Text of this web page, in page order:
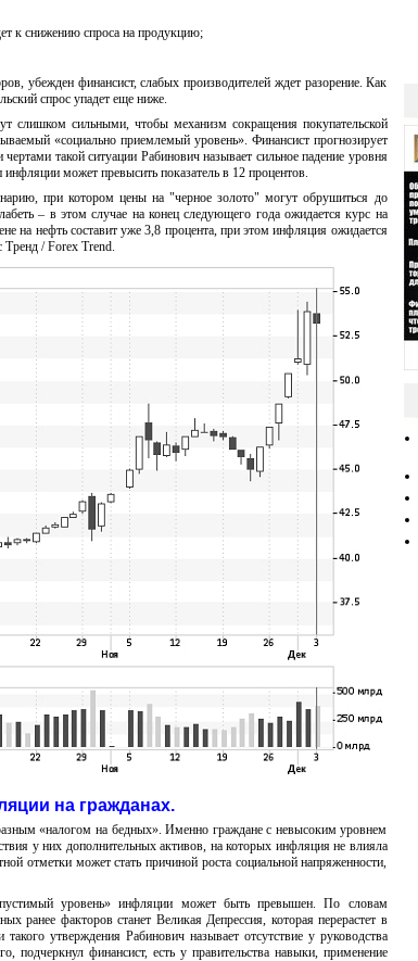
к снижению спроса на продукцию;
убежден финансист, слабых производителей ждет разорение. Как
спрос упадет еще ниже.
слишком сильными, чтобы механизм сокращения покупательской
«социально приемлемый уровень». Финансист прогнозирует
такой ситуации Рабинович называет сильное падение уровня
может превысить показатель в 12 процентов.
при котором цены на "черное золото" могут обрушиться до
– в этом случае на конец следующего года ожидается курс на
на нефть составит уже 3,8 процента, при этом инфляция ожидается
Тренд / Forex Trend.
на гражданах.
«налогом на бедных». Именно граждане с невысоким уровнем
у них дополнительных активов, на которых инфляция не влияла
отметки может стать причиной роста социальной напряженности,
уровень» инфляции может быть превышен. По словам
ранее факторов станет Великая Депрессия, которая перерастет в
утверждения Рабинович называет отсутствие у руководства
подчеркнул финансист, есть у правительства навыки, применение